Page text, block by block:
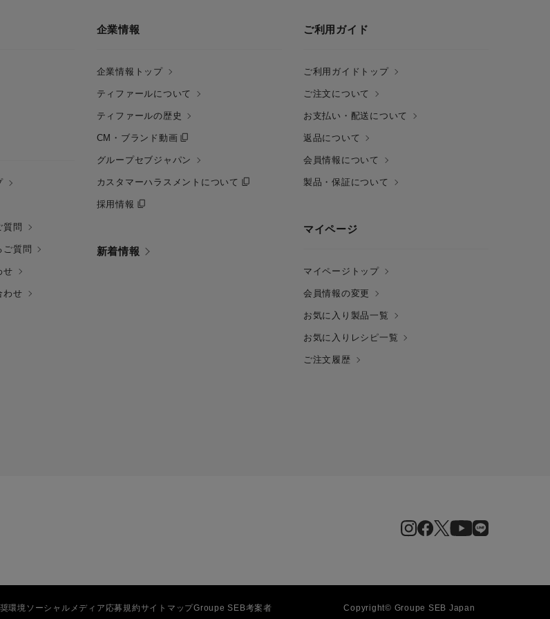
質問
ご質問
せ
わせ
企業情報
企業情報トップ
ティファールについて
ティファールの歴史
CM・ブランド動画
グループセブジャパン
カスタマーハラスメントについて
採用情報
新着情報
ご利用ガイド
ご利用ガイドトップ
ご注文について
お支払い・配送について
返品について
会員情報について
製品・保証について
マイページ
マイページトップ
会員情報の変更
お気に入り製品一覧
お気に入りレシピ一覧
ご注文履歴
環境ソーシャルメディア応募規約サイトマップGroupe SEB考案者 Copyright© Groupe SEB Japan